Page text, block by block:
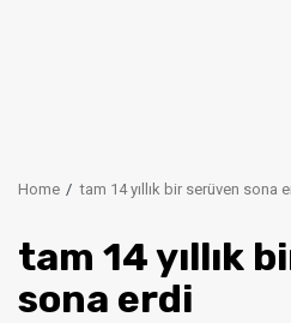
Home tam 14 yıllık bir serüven sona
tam 14 yıllık
sona erdi